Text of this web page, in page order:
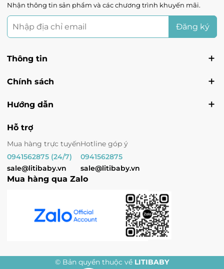
Nhận thông tin sản phẩm và các chương trình khuyến mãi.
Đăng ký
Thông tin
Chính sách
Hướng dẫn
Hỗ trợ
Mua hàng trực tuyến
0941562875 (24/7)
sale@litibaby.vn
Hotline góp ý
0941562875
sale@litibaby.vn
Mua hàng qua Zalo
© Bản quyền thuộc về LITIBABY